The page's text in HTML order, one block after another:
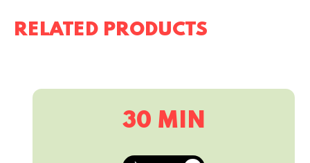
RELATED PRODUCTS
30 MIN